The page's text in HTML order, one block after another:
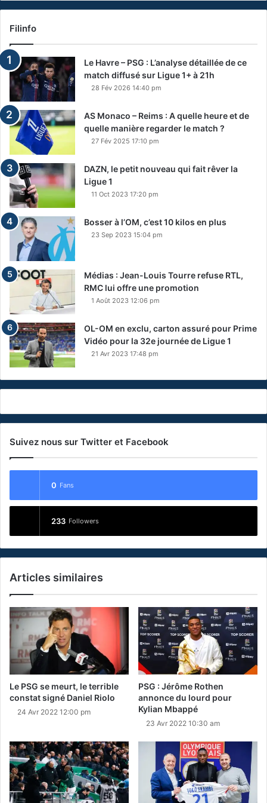
Filinfo
Le Havre – PSG : L’analyse détaillée de ce
match diffusé sur Ligue 1+ à 21h
28 Fév 2026 14:40 pm
AS Monaco – Reims : A quelle heure et de
quelle manière regarder le match ?
27 Fév 2025 17:10 pm
DAZN, le petit nouveau qui fait rêver la
Ligue 1
11 Oct 2023 17:20 pm
Bosser à l’OM, c’est 10 kilos en plus
23 Sep 2023 15:04 pm
Médias : Jean-Louis Tourre refuse RTL,
RMC lui offre une promotion
1 Août 2023 12:06 pm
OL-OM en exclu, carton assuré pour Prime
Vidéo pour la 32e journée de Ligue 1
21 Avr 2023 17:48 pm
Suivez nous sur Twitter et Facebook
0 Fans
233 Followers
Articles similaires
Le PSG se meurt, le terrible
constat signé Daniel Riolo
24 Avr 2022 12:00 pm
PSG : Jérôme Rothen
annonce du lourd pour
Kylian Mbappé
23 Avr 2022 10:30 am